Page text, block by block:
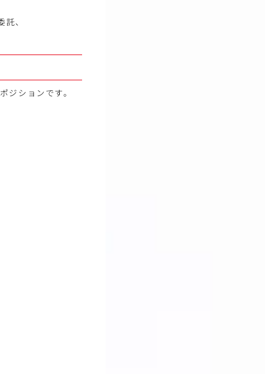
、
ジションです。